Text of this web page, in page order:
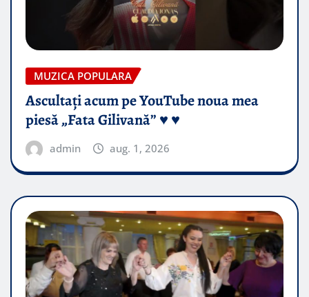
MUZICA POPULARA
Ascultați acum pe YouTube noua mea
piesă „Fata Gilivană” ♥️ ♥️
admin aug. 1, 2026